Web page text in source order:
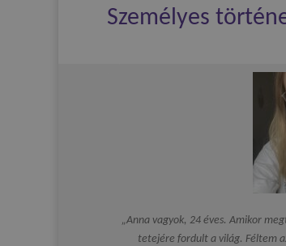
Személyes
„Anna vagyok, 24 éves. Amikor
tetejére fordult a világ. Féltem